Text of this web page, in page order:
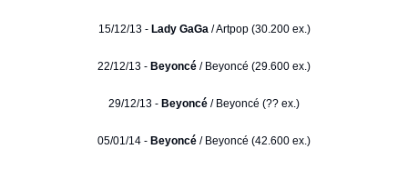
15/12/13 - Lady GaGa/ Artpop (30.200 ex.)
22/12/13 - Beyoncé / Beyoncé (29.600 ex.)
29/12/13 - Beyoncé / Beyoncé (?? ex.)
05/01/14 - Beyoncé / Beyoncé (42.600 ex.)